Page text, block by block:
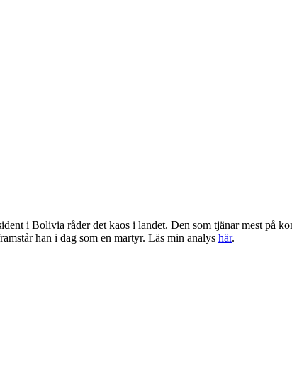
i Bolivia råder det kaos i landet. Den som tjänar mest på
han i dag som en martyr. Läs min analys här.